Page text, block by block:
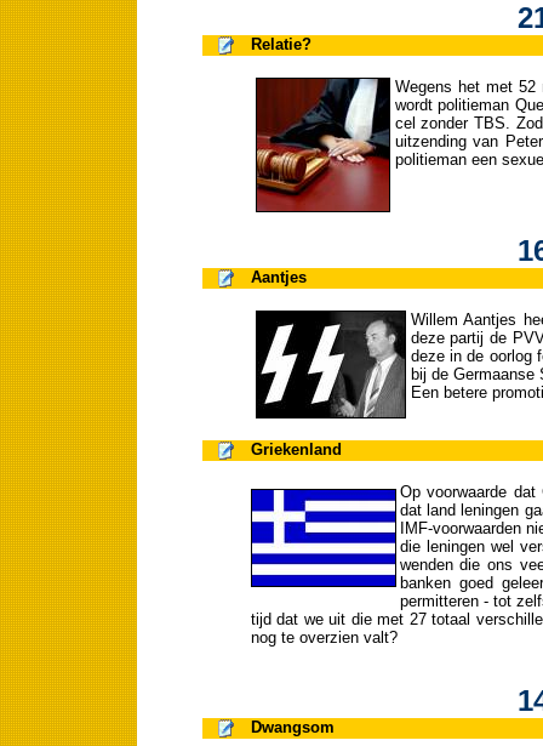
Relatie?
Wegens het met 52
wordt politieman
cel zonder TBS.
uitzending van
politieman een
Aantjes
Willem Aantjes
deze partij de
deze in de oorlog
bij de
Een betere
Griekenland
Op voorwaarde
dat land leningen
IMF-voorwaarden
die leningen wel
wenden die ons
banken goed
permitteren - tot
tijd dat we uit die met 27 totaal
nog te overzien valt?
Dwangsom